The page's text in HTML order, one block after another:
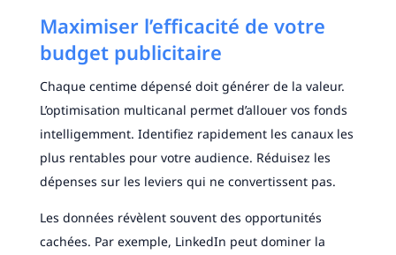
Maximiser l’efficacité de votre
budget publicitaire
Chaque centime dépensé doit générer de la valeur.
L’optimisation multicanal permet d’allouer vos fonds
intelligemment. Identifiez rapidement les canaux les
plus rentables pour votre audience. Réduisez les
dépenses sur les leviers qui ne convertissent pas.
Les données révèlent souvent des opportunités
cachées. Par exemple, LinkedIn peut dominer la